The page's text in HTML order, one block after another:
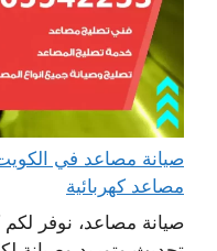
مصاعد كهربائية
صيانة مصاعد، نوفر